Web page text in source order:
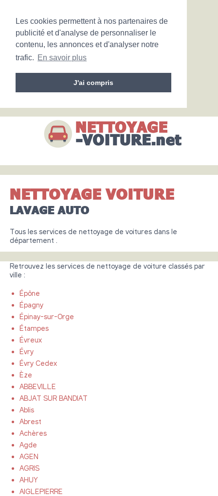
Les cookies permettent à nos partenaires de
publicité et d'analyse de personnaliser le
contenu, les annonces et d'analyser notre
trafic. En savoir plus
J'ai compris
NETTOYAGE VOITURE
LAVAGE AUTO
Tous les services de nettoyage de voitures dans le
département .
Retrouvez les services de nettoyage de voiture classés par
ville :
Épône
Épagny
Épinay-sur-Orge
Étampes
Évreux
Évry
Évry Cedex
Èze
ABBEVILLE
ABJAT SUR BANDIAT
Ablis
Abrest
Achères
Agde
AGEN
AGRIS
AHUY
AIGLEPIERRE